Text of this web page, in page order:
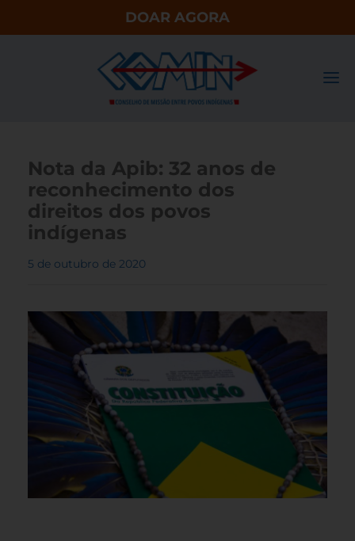
DOAR AGORA
Nota da Apib: 32 anos de
reconhecimento dos
direitos dos povos
indígenas
5 de outubro de 2020